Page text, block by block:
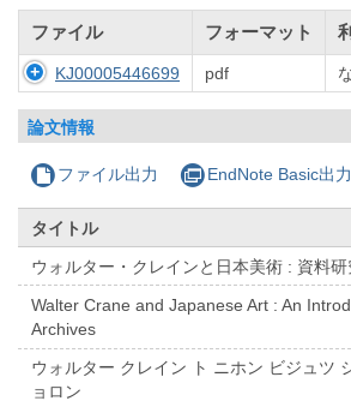
ファイル フォーマット
KJ00005446699 pdf
論文情報
ファイル出力 EndNote Basic出力
タイトル
ウォルター・クレインと日本美術 : 資料
Walter Crane and Japanese Art : An
Archives
ウォルター クレイン ト ニホン ビジュツ
ョロン